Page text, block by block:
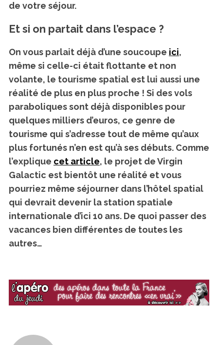
de votre séjour.
Et si on partait dans l’espace ?
On vous parlait déjà d’une soucoupe ici,
même si celle-ci était flottante et non
volante, le tourisme spatial est lui aussi une
réalité de plus en plus proche ! Si des vols
paraboliques sont déjà disponibles pour
quelques milliers d’euros, ce genre de
tourisme qui s’adresse tout de même qu’aux
plus fortunés n’en est qu’à ses débuts. Comme
l’explique cet article, le projet de Virgin
Galactic est bientôt une réalité et vous
pourriez même séjourner dans l’hôtel spatial
qui devrait devenir la station spatiale
internationale d’ici 10 ans. De quoi passer des
vacances bien différentes de toutes les
autres…